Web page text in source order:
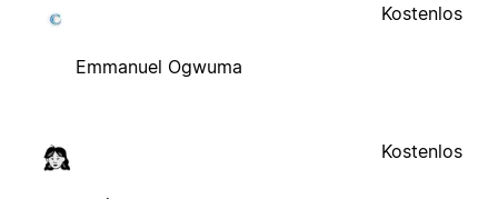
Emmanuel Ogwuma
Kostenlos
Kostenlos